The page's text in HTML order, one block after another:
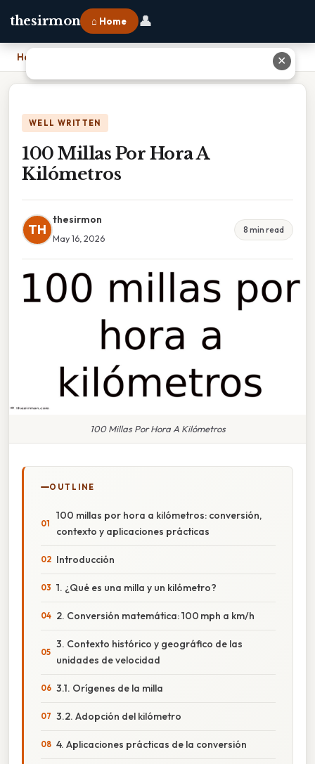
thesirmon ⌂ Home 👤
Home
WELL WRITTEN
100 Millas Por Hora A
Kilómetros
TH
thesirmon
May 16, 2026
8 min read
100 Millas Por Hora A Kilómetros
OUTLINE
100 millas por hora a kilómetros: conversión,
contexto y aplicaciones prácticas
Introducción
1. ¿Qué es una milla y un kilómetro?
2. Conversión matemática: 100 mph a km/h
3. Contexto histórico y geográfico de las
unidades de velocidad
3.1. Orígenes de la milla
3.2. Adopción del kilómetro
4. Aplicaciones prácticas de la conversión
✕